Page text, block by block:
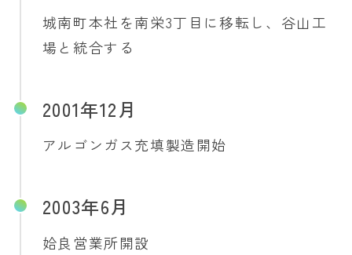
城南町本社を南栄3丁目に移転し、谷山工
場と統合する
2001年12月
アルゴンガス充填製造開始
2003年6月
姶良営業所開設